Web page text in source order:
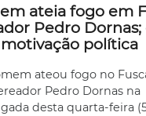
ateia fogo em
Pedro Dornas;
política
ateou fogo no
Pedro Dornas na
desta quarta-feira